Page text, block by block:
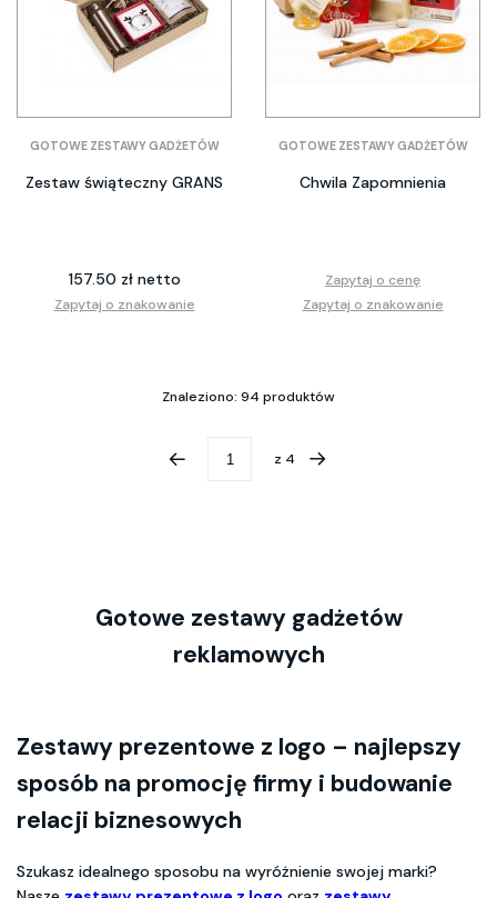
GOTOWE ZESTAWY GADŻETÓW
Zestaw świąteczny GRANS
157.50 zł netto
Zapytaj o znakowanie
GOTOWE ZESTAWY GADŻETÓW
Chwila Zapomnienia
Zapytaj o cenę
Zapytaj o znakowanie
Znaleziono: 94 produktów
z 4
Gotowe zestawy gadżetów
reklamowych
Zestawy prezentowe z logo – najlepszy
sposób na promocję firmy i budowanie
relacji biznesowych
Szukasz idealnego sposobu na wyróżnienie swojej marki?